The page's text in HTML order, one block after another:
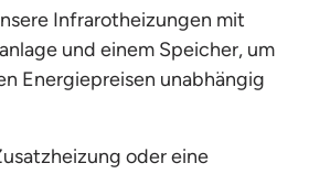
Infrarotheizungen mit
und einem Speicher, um
Energiepreisen unabhängig
oder eine